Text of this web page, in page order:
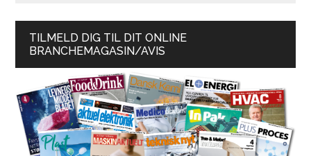
TILMELD DIG TIL DIT ONLINE
BRANCHEMAGASIN/AVIS